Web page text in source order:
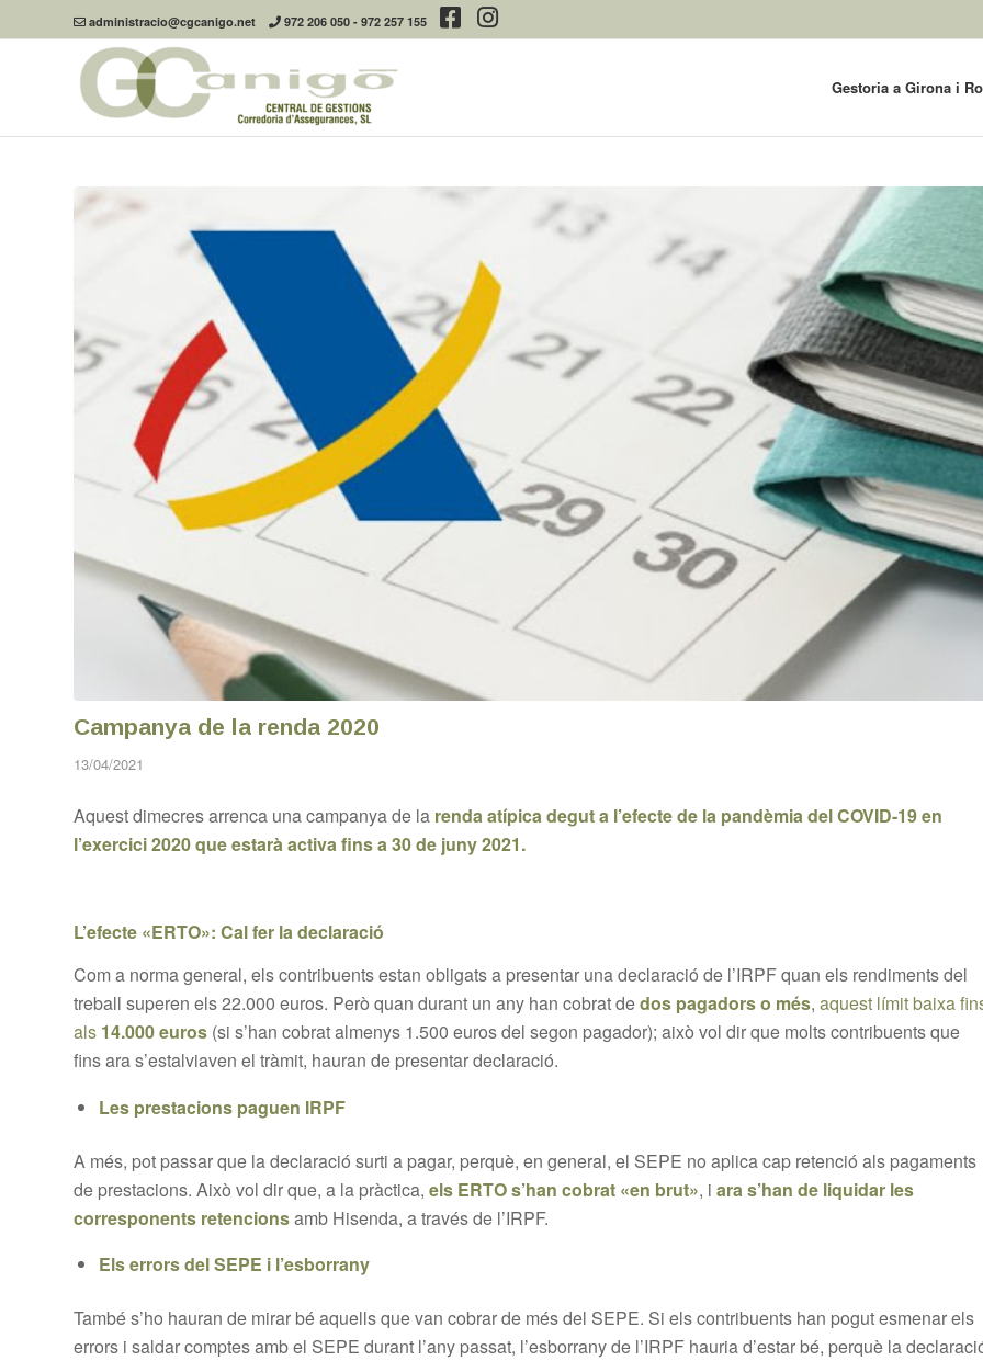
administracio@cgcanigo.net 972 206 050 - 972 257 155
Gestoria a Girona i
Campanya de la renda 2020
13/04/2021
Aquest dimecres arrenca una campanya de la renda atípica degut a l’efecte de la pandèmia del COVID-19 en
l’exercici 2020 que estarà activa fins a 30 de juny 2021.
L’efecte «ERTO»: Cal fer la declaració
Com a norma general, els contribuents estan obligats a presentar una declaració de l’IRPF quan els rendiments del
treball superen els 22.000 euros. Però quan durant un any han cobrat dedos pagadors o més, aquest límit baixa
als 14.000 euros (si s’han cobrat almenys 1.500 euros del segon pagador); això vol dir que molts contribuents que
fins ara s’estalviaven el tràmit, hauran de presentar declaració.
Les prestacions paguen IRPF
A més, pot passar que la declaració surti a pagar, perquè, en general, el SEPE no aplica cap retenció als pagaments
de prestacions. Això vol dir que, a la pràctica, els ERTO s’han cobrat «en brut», i ara s’han de liquidar les
corresponents retencionsamb Hisenda, a través de l’IRPF.
Els errors del SEPE i l’esborrany
També s’ho hauran de mirar bé aquells que van cobrar de més del SEPE. Si els contribuents han pogut esmenar els
errors i saldar comptes amb el SEPE durant l’any passat, l’esborrany de l’IRPF hauria d’estar bé, perquè la